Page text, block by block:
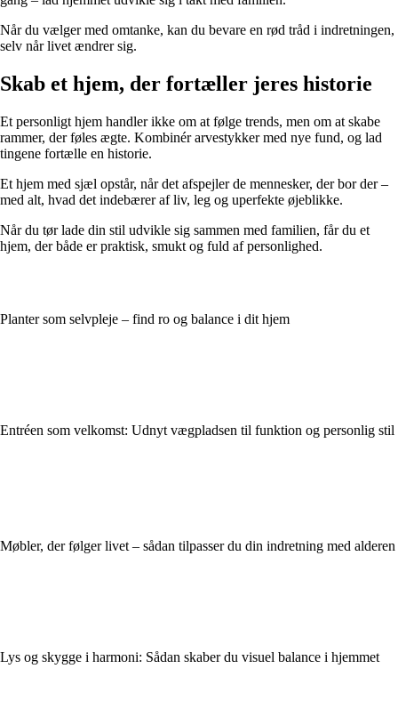
Når du vælger med omtanke, kan du bevare en rød tråd i indretningen,
selv når livet ændrer sig.
Skab et hjem, der fortæller jeres historie
Et personligt hjem handler ikke om at følge trends, men om at skabe
rammer, der føles ægte. Kombinér arvestykker med nye fund, og lad
tingene fortælle en historie.
Et hjem med sjæl opstår, når det afspejler de mennesker, der bor der –
med alt, hvad det indebærer af liv, leg og uperfekte øjeblikke.
Når du tør lade din stil udvikle sig sammen med familien, får du et
hjem, der både er praktisk, smukt og fuld af personlighed.
Planter som selvpleje – find ro og balance i dit hjem
Entréen som velkomst: Udnyt vægpladsen til funktion og personlig stil
Møbler, der følger livet – sådan tilpasser du din indretning med alderen
Lys og skygge i harmoni: Sådan skaber du visuel balance i hjemmet